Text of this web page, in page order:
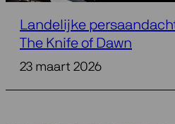
Landelijke
The Knife of Dawn
23 maart 2026